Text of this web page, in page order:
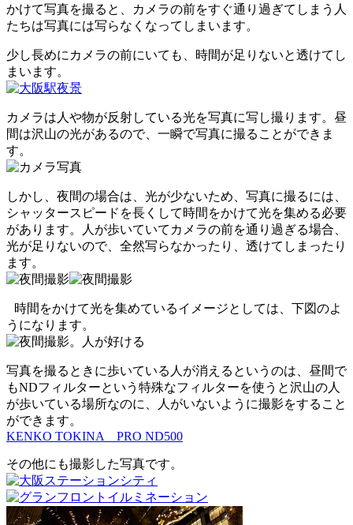
かけて写真を撮ると、カメラの前をすぐ通り過ぎてしまう人
たちは写真には写らなくなってしまいます。
少し長めにカメラの前にいても、時間が足りないと透けてし
まいます。
カメラは人や物が反射している光を写真に写し撮ります。昼
間は沢山の光があるので、一瞬で写真に撮ることができま
す。
しかし、夜間の場合は、光が少ないため、写真に撮るには、
シャッタースピードを長くして時間をかけて光を集める必要
があります。人が歩いていてカメラの前を通り過ぎる場合、
光が足りないので、全然写らなかったり、透けてしまったり
ます。
時間をかけて光を集めているイメージとしては、下図のよ
うになります。
写真を撮るときに歩いている人が消えるというのは、昼間で
もNDフィルターという特殊なフィルターを使うと沢山の人
が歩いている場所なのに、人がいないように撮影をすること
ができます。
KENKO TOKINA PRO ND500
その他にも撮影した写真です。